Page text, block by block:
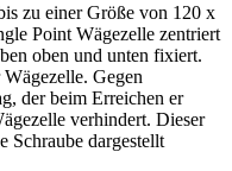
zu einer Größe von 120 x
Point Wägezelle zentriert
oben und unten fixiert.
Gegen
der beim Erreichen er
verhindert. Dieser
Schraube dargestellt